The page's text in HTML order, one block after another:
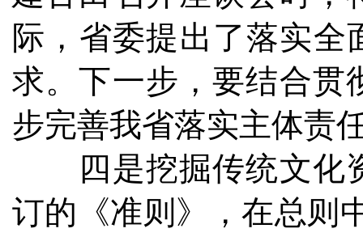
际，省委提出了落实全
求。下一步，要结合贯
步完善我省落实主体责
四是挖掘传统文化
订的《准则》，在总则